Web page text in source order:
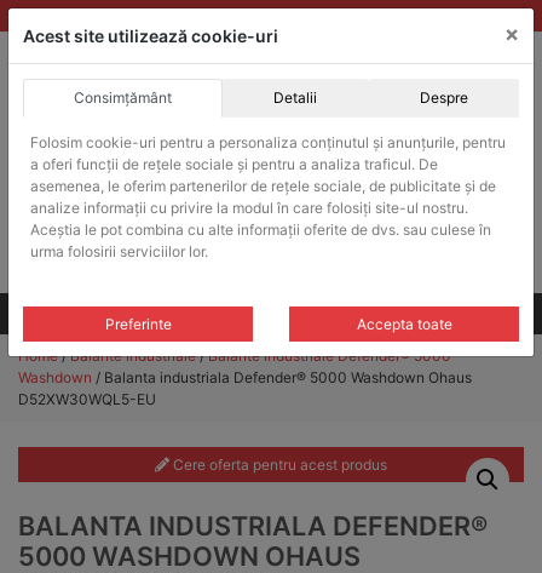
Skip
to
ACHIZITII PUBLICE
Produsele pot fi achizitionate si in sistemul SEAP / SICAP
Products
search
CAUTARE
Toate produsele
Home/Balante industriale/Balante industriale Defender® 5000
Washdown / Balanta industriala Defender® 5000 Washdown Ohaus
D52XW30WQL5-EU
Cere oferta pentru acest produs
BALANTA INDUSTRIALA DEFENDER®
5000 WASHDOWN OHAUS
Acest site utilizează cookie-uri ×
Consimțământ Detalii Despre
Folosim cookie-uri pentru a personaliza conținutul și anunțurile, pentru
a oferi funcții de rețele sociale și pentru a analiza traficul. De
asemenea, le oferim partenerilor de rețele sociale, de publicitate și de
analize informații cu privire la modul în care folosiți site-ul nostru.
Aceștia le pot combina cu alte informații oferite de dvs. sau culese în
urma folosirii serviciilor lor.
Preferinte Accepta toate